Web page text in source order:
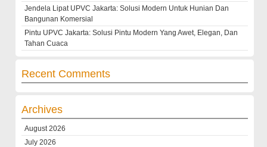
Jendela Lipat UPVC Jakarta: Solusi Modern Untuk Hunian Dan
Bangunan Komersial
Pintu UPVC Jakarta: Solusi Pintu Modern Yang Awet, Elegan, Dan
Tahan Cuaca
Recent Comments
Archives
August 2026
July 2026